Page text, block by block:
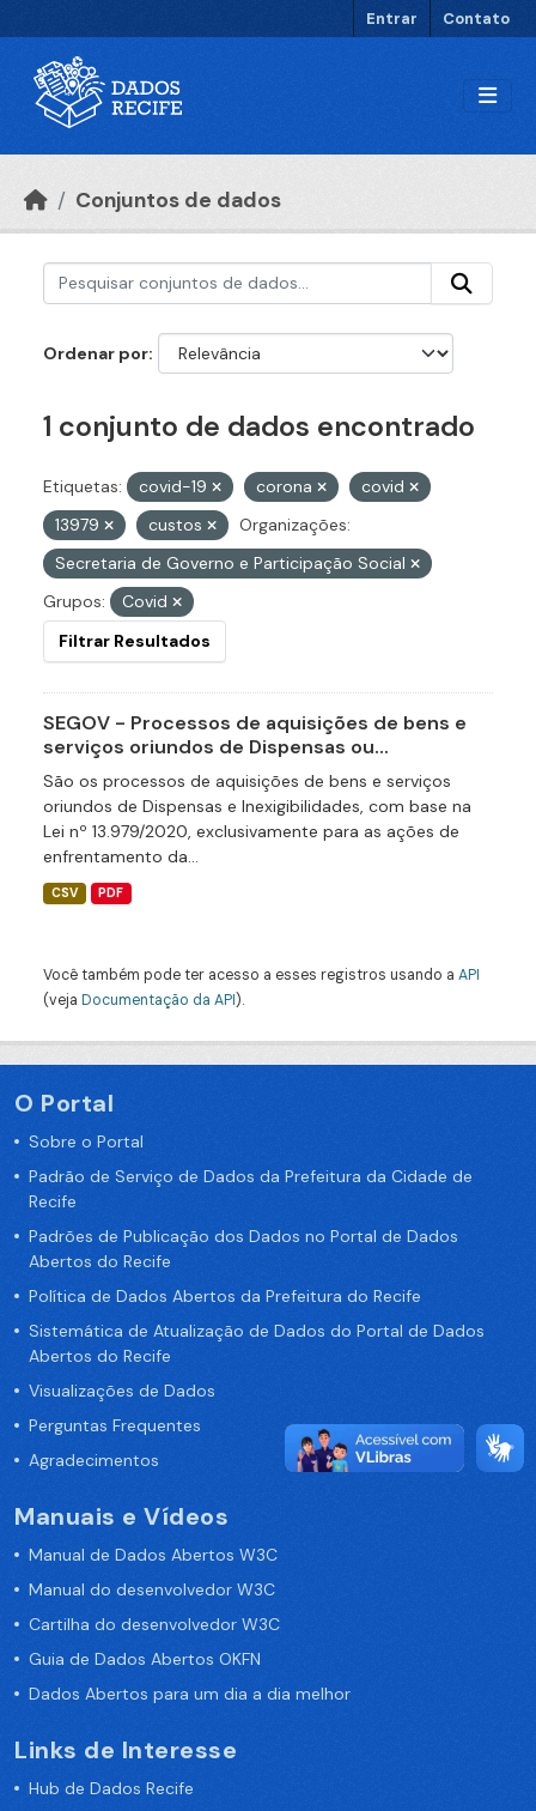
Entrar Contato
Conjuntos de dados
Ordenar por
1 conjunto de dados encontrado
Etiquetas: covid-19 corona
covid
13979
custos
Organizações:
Secretaria de Governo e Participação Social
Grupos:
Covid
Filtrar Resultados
SEGOV - Processos de aquisições de bens e
serviços oriundos de Dispensas ou...
São os processos de aquisições de bens e serviços
oriundos de Dispensas e Inexigibilidades, com base na
Lei nº 13.979/2020, exclusivamente para as ações de
enfrentamento da...
CSV PDF
Você também pode ter acesso a esses registros usando a API
(veja Documentação da API).
O Portal
Sobre o Portal
Padrão de Serviço de Dados da Prefeitura da Cidade de
Recife
Padrões de Publicação dos Dados no Portal de Dados
Abertos do Recife
Política de Dados Abertos da Prefeitura do Recife
Sistemática de Atualização de Dados do Portal de Dados
Abertos do Recife
Visualizações de Dados
Perguntas Frequentes
Agradecimentos
Manuais e Vídeos
Manual de Dados Abertos W3C
Manual do desenvolvedor W3C
Cartilha do desenvolvedor W3C
Guia de Dados Abertos OKFN
Dados Abertos para um dia a dia melhor
Links de Interesse
Hub de Dados Recife